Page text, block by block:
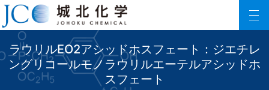
ラウリルEO2アシッドホスフェート：ジエチレ
ングリコールモノラウリルエーテルアシッドホ
スフェート
150以上に及ぶリン酸エステル化合物を利用した製品数でご要望にお応えします。
ファインケミカル製品の専門メーカー 城北化学工業株式会社